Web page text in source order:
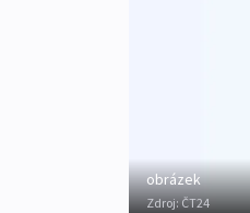
obrázek
Zdroj:ČT24